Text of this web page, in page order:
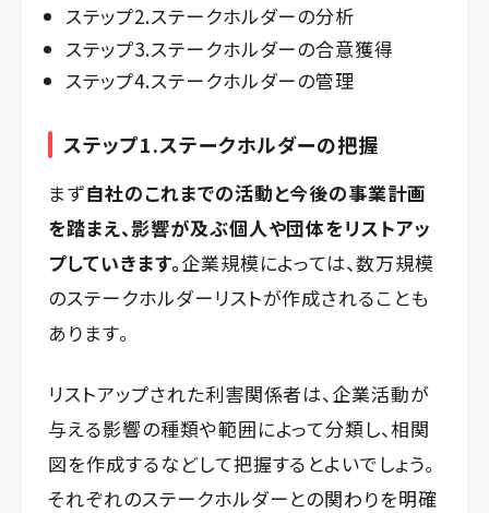
ステップ2.ステークホルダーの分析
ステップ3.ステークホルダーの合意獲得
ステップ4.ステークホルダーの管理
ステップ1.ステークホルダーの把握
まず自社のこれまでの活動と今後の事業計画
を踏まえ、影響が及ぶ個人や団体をリストアッ
プしていきます。企業規模によっては、数万規模
のステークホルダーリストが作成されることも
あります。
リストアップされた利害関係者は、企業活動が
与える影響の種類や範囲によって分類し、相関
図を作成するなどして把握するとよいでしょう。
それぞれのステークホルダーとの関わりを明確